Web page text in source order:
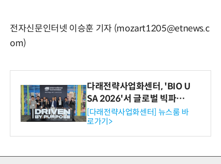
전자신문인터넷 이승훈 기자 (mozart1205@etnews.c
om)
다래전략사업화센터, 'BIO U
SA 2026'서 글로벌 빅파마
와의 비즈니스 미팅 지원…K
-바이오 해외 진출 교두보 확
보
[다래전략사업화센터] 뉴스룸 바
로가기>